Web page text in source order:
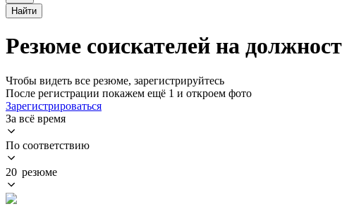
Найти
Резюме соискателей на
Чтобы видеть все резюме, зарегистрируйтесь
После регистрации покажем ещё 1 и откроем фото
Зарегистрироваться
За всё время
По соответствию
20 резюме